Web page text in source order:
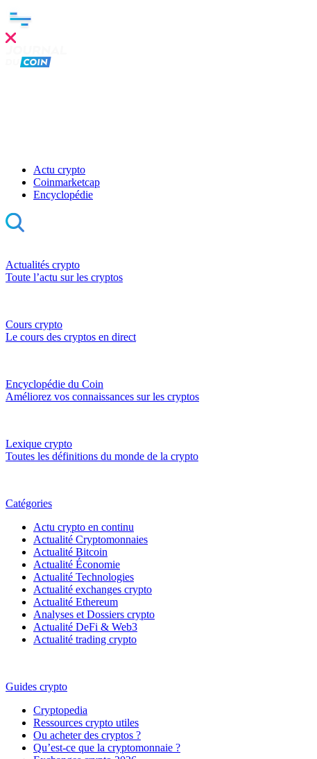
Actu crypto
Coinmarketcap
Encyclopédie
Actualités crypto
Toute l’actu sur les cryptos
Cours crypto
Le cours des cryptos en direct
Encyclopédie du Coin
Améliorez vos connaissances sur les cryptos
Lexique crypto
Toutes les définitions du monde de la crypto
Catégories
Actu crypto en continu
Actualité Cryptomonnaies
Actualité Bitcoin
Actualité Économie
Actualité Technologies
Actualité exchanges crypto
Actualité Ethereum
Analyses et Dossiers crypto
Actualité DeFi & Web3
Actualité trading crypto
Guides crypto
Cryptopedia
Ressources crypto utiles
Ou acheter des cryptos ?
Qu’est-ce que la cryptomonnaie ?